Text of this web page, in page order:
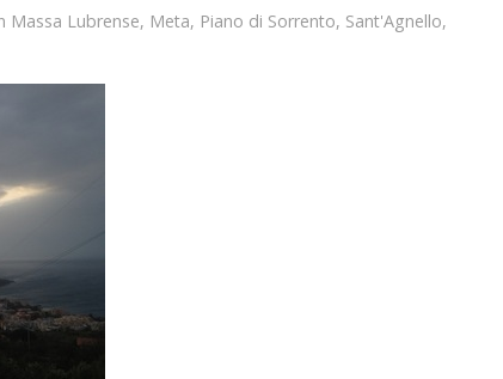
Massa Lubrense, Meta, Piano di Sorrento, Sant'Agnello,